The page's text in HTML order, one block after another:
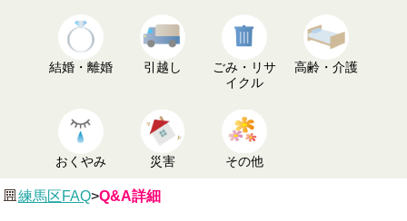
結婚・離婚 引越し
ごみ・リサ
イクル
高齢・介護
おくやみ 災害 その他
練馬区FAQ>Q&A詳細